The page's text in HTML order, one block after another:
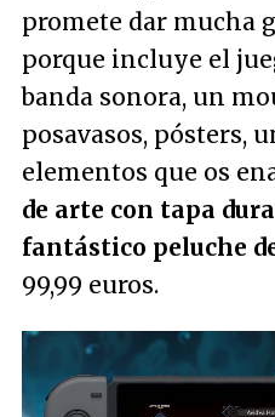
promete dar mucha
porque incluye el
banda sonora, un
posavasos, pósters,
elementos que os
de arte con tapa
fantástico peluche
99,99 euros.